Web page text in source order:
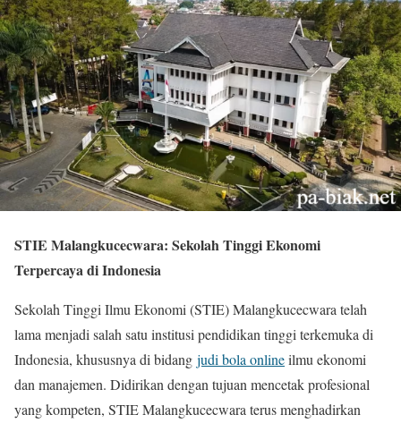
STIE Malangkucecwara: Sekolah Tinggi Ekonomi
Terpercaya di Indonesia
Sekolah Tinggi Ilmu Ekonomi (STIE) Malangkucecwara telah
lama menjadi salah satu institusi pendidikan tinggi terkemuka di
Indonesia, khususnya di bidang judi bola onlineilmu ekonomi
dan manajemen. Didirikan dengan tujuan mencetak profesional
yang kompeten, STIE Malangkucecwara terus menghadirkan